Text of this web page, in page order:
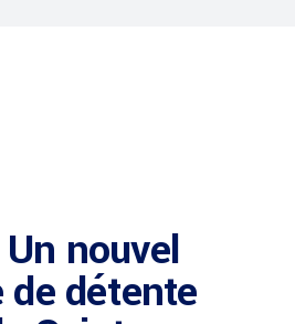
nouvel
de détente